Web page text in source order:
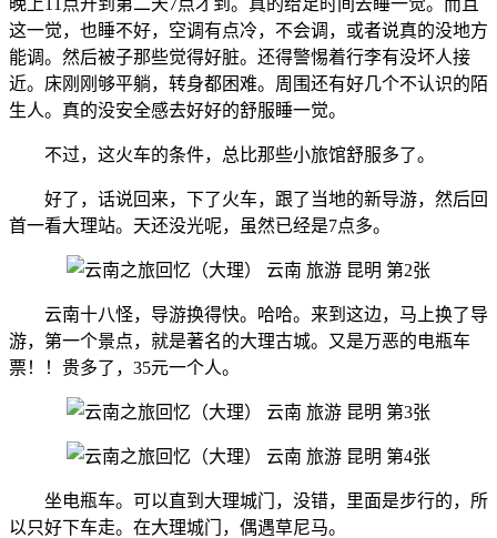
这一觉，也睡不好，空调有点冷，不会调，或者说真的没地方
能调。然后被子那些觉得好脏。还得警惕着行李有没坏人接
近。床刚刚够平躺，转身都困难。周围还有好几个不认识的陌
生人。真的没安全感去好好的舒服睡一觉。
不过，这火车的条件，总比那些小旅馆舒服多了。
好了，话说回来，下了火车，跟了当地的新导游，然后回
首一看大理站。天还没光呢，虽然已经是7点多。
云南十八怪，导游换得快。哈哈。来到这边，马上换了导
游，第一个景点，就是著名的大理古城。又是万恶的电瓶车
票！！贵多了，35元一个人。
坐电瓶车。可以直到大理城门，没错，里面是步行的，所
以只好下车走。在大理城门，偶遇草尼马。